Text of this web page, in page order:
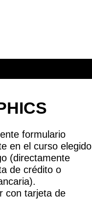
formulario
en el curso elegido
(directamente
de crédito o
con tarjeta de